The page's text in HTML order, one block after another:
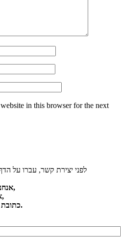
in this browser for the next
לפני יצירת קשר, עברו על
אנחנו לא קונים ולא מוכרים תקליטים,
אנחנו עונים לפניות בדוא"ל בלבד,
כתובת דוא"ל ומספר טלפון לא יפורסמו.